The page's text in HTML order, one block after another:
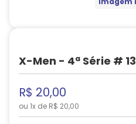
X-Men - 4ª Série # 13
R$ 20,00
ou 1x de R$ 20,00